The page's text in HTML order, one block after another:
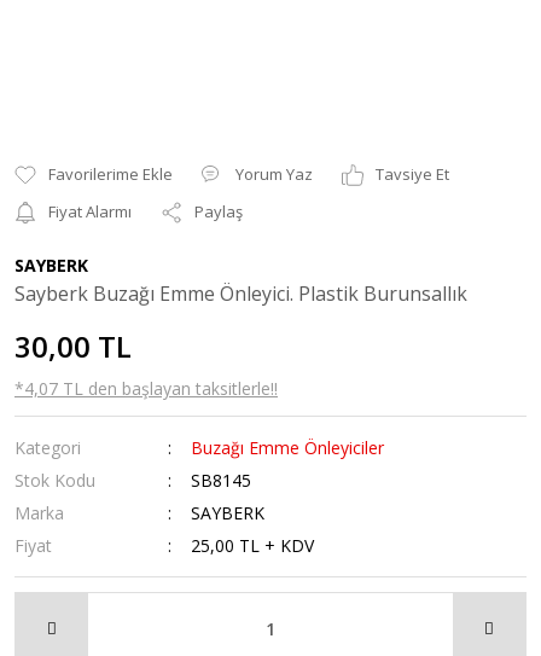
Yorum Yaz
Tavsiye Et
Fiyat Alarmı
Paylaş
SAYBERK
Sayberk Buzağı Emme Önleyici. Plastik Burunsallık
30,00 TL
*4,07 TL den başlayan taksitlerle!!
Kategori
Buzağı Emme Önleyiciler
Stok Kodu
SB8145
Marka
SAYBERK
Fiyat
25,00 TL + KDV